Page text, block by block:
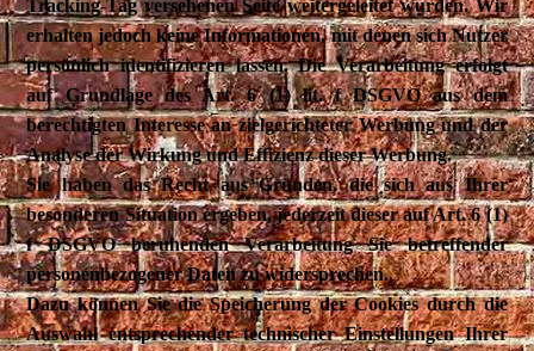
Tracking-Tag versehenen Seite weitergeleitet wurden. Wir
erhalten jedoch keine Informationen, mit denen sich Nutzer
persönlich identifizieren lassen. Die Verarbeitung erfolgt
auf Grundlage des Art. 6 (1) lit. f DSGVO aus dem
berechtigten Interesse an zielgerichteter Werbung und der
Analyse der Wirkung und Effizienz dieser Werbung.
Sie haben das Recht aus Gründen, die sich aus Ihrer
besonderen Situation ergeben, jederzeit dieser auf Art. 6 (1)
f DSGVO beruhenden Verarbeitung Sie betreffender
personenbezogener Daten zu widersprechen.
Dazu können Sie die Speicherung der Cookies durch die
Auswahl entsprechender technischer Einstellungen Ihrer